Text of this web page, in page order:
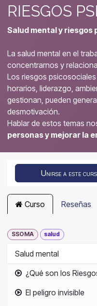
RIESGOS
Salud mental y riesgos
La salud mental en el
concentrarnos y
Los riesgos
horarios, liderazgo,
gestionan, pueden
desmotivación.
Hablar de estos temas
personas y mejorar la
Unirse a este
Curso Reseñas
SSOMA salud
Salud mental
¿Qué son los
El peligro invisible